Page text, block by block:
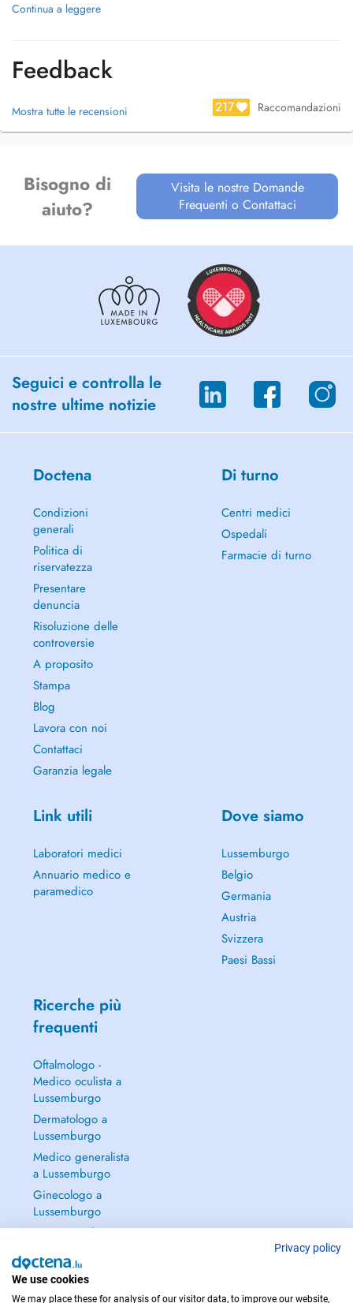
Continua a leggere
Feedback
Mostra tutte le recensioni 217 Raccomandazioni
Bisogno di
aiuto?
Visita le nostre Domande
Frequenti o Contattaci
Seguici e controlla le
nostre ultime notizie
Doctena
Condizioni
generali
Politica di
riservatezza
Presentare
denuncia
Risoluzione delle
controversie
A proposito
Stampa
Blog
Lavora con noi
Contattaci
Garanzia legale
Di turno
Centri medici
Ospedali
Farmacie di turno
Link utili
Laboratori medici
Annuario medico e
paramedico
Dove siamo
Lussemburgo
Belgio
Germania
Austria
Svizzera
Paesi Bassi
Ricerche più
frequenti
Oftalmologo -
Medico oculista a
Lussemburgo
Dermatologo a
Lussemburgo
Medico generalista
a Lussemburgo
Ginecologo a
Lussemburgo
Continua a leggere
Privacy policy
We use cookies
We may place these for analysis of our visitor data, to improve our website,